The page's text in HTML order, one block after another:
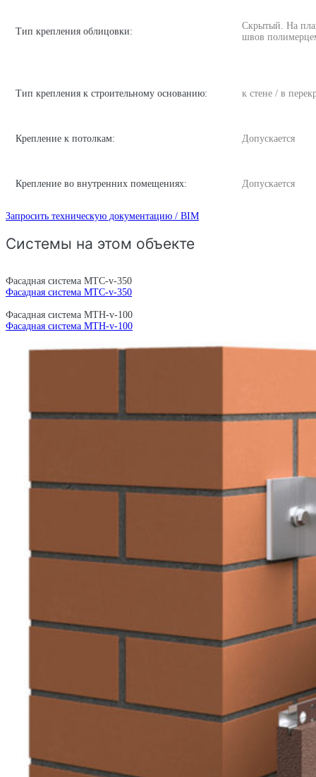
Тип крепления облицовки:
Скрытый. На
швов
Тип крепления к строительному основанию: к стене / в
Крепление к потолкам: Допускается
Крепление во внутренних помещениях: Допускается
Запросить техническую документацию / BIM
Системы на этом объекте
Фасадная система MTC-v-350
Фасадная система MTC-v-350
Фасадная система MTH-v-100
Фасадная система MTH-v-100